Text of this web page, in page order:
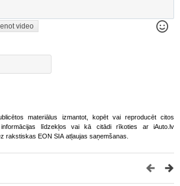
video
materiālus izmantot, kopēt vai reproducēt citos
līdzekļos vai kā citādi rīkoties ar iAuto.lv
rakstiskas EON SIA atļaujas saņemšanas.